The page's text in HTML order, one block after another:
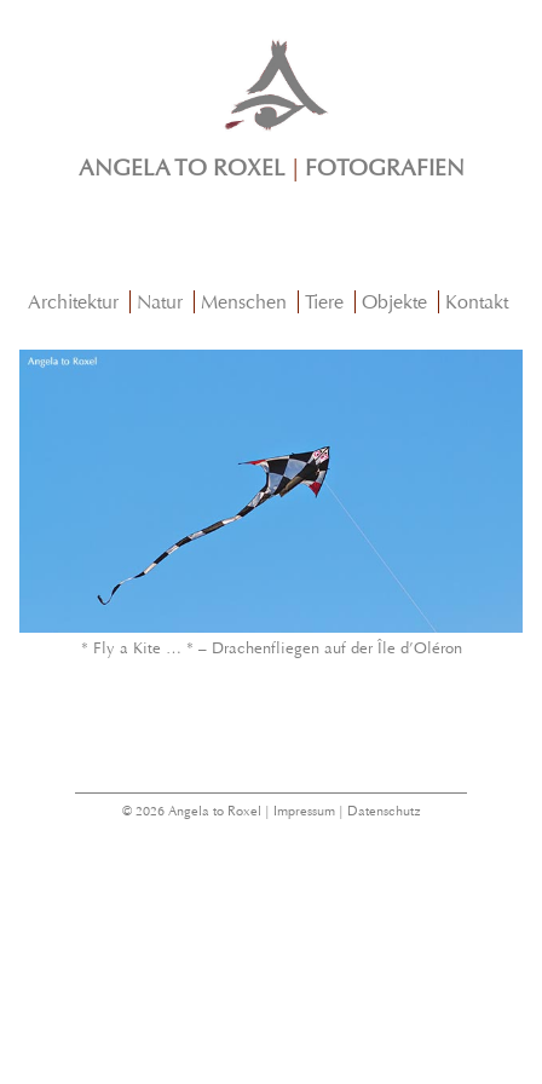
ANGELA TO ROXEL FOTOGRAFIEN
Architektur Natur Menschen Tiere Objekte Kontakt
* Fly a Kite … * – Drachenfliegen auf der Île d’Oléron
© 2026 Angela to Roxel | Impressum| Datenschutz